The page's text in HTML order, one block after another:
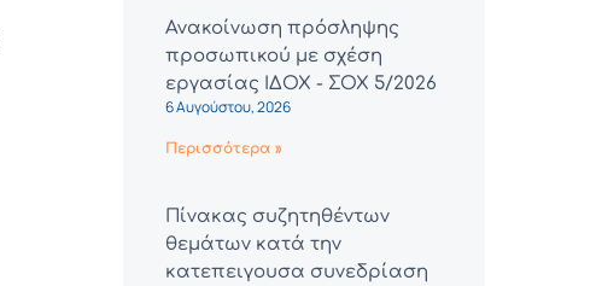
Ανακοίνωση πρόσληψης
προσωπικού με σχέση
εργασίας ΙΔΟΧ - ΣΟΧ 5/2026
6 Αυγούστου, 2026
Περισσότερα »
Πίνακας συζητηθέντων
θεμάτων κατά την
κατεπειγουσα συνεδρίαση